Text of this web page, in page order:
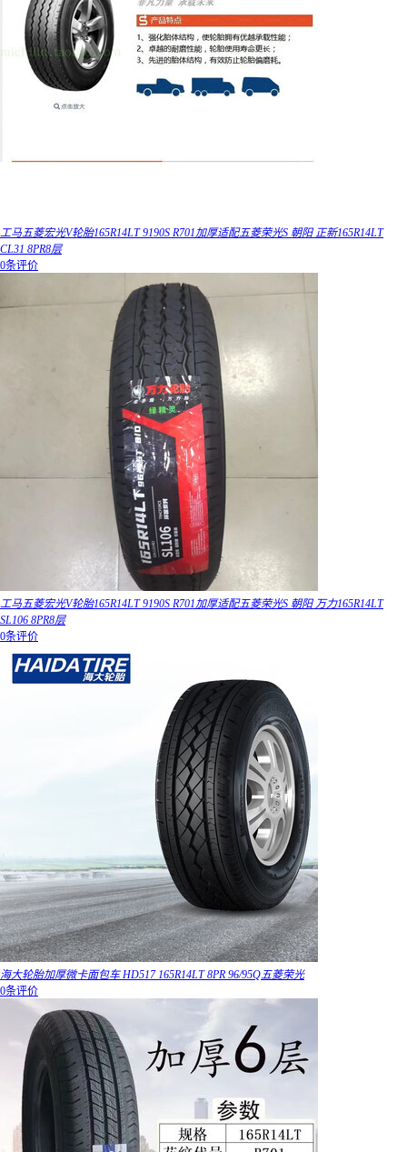
工马五菱宏光V轮胎165R14LT 9190S R701加厚适配五菱荣光S 朝阳 正新165R14LT
CL31 8PR8层
0条评价
工马五菱宏光V轮胎165R14LT 9190S R701加厚适配五菱荣光S 朝阳 万力165R14LT
SL106 8PR8层
0条评价
海大轮胎加厚微卡面包车 HD517 165R14LT 8PR 96/95Q五菱荣光
0条评价